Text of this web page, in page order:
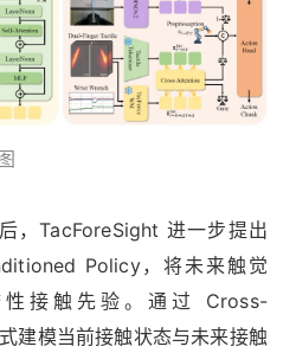
，TacForeSight 进一步提出
Policy，将未来触觉
接触先验。通过 Cross-
建模当前接触状态与未来接触